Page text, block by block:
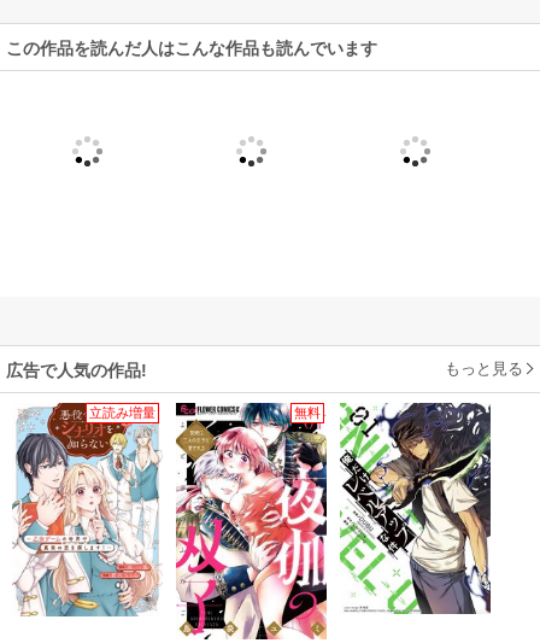
この作品を読んだ人はこんな作品も読んでいます
広告で人気の作品! もっと見る
立読み増量 無料